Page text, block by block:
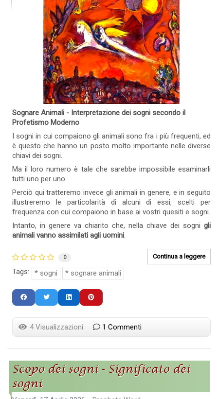
Sognare Animali - Interpretazione dei sogni secondo il
Profetismo Moderno
I sogni in cui compaiono gli animali sono fra i più frequenti, ed
è questo che hanno un posto molto importante nelle diverse
chiavi dei sogni.
Ma il loro numero è tale che sarebbe impossibile esaminarli
tutti uno per uno.
Perciò qui tratteremo invece gli animali in genere, e in seguito
illustreremo le particolarità di alcuni di essi, scelti per
frequenza con cui compaiono in base ai vostri quesiti e sogni.
Intanto, in genere va chiarito che, nella chiave dei sogni gli
animali vanno assimilati agli uomini.
Continua a leggere
0
Tags: sogni sognare animali
4 Visualizzazioni 1 Commenti
Scopo dei sogni - Significato dei
sogni